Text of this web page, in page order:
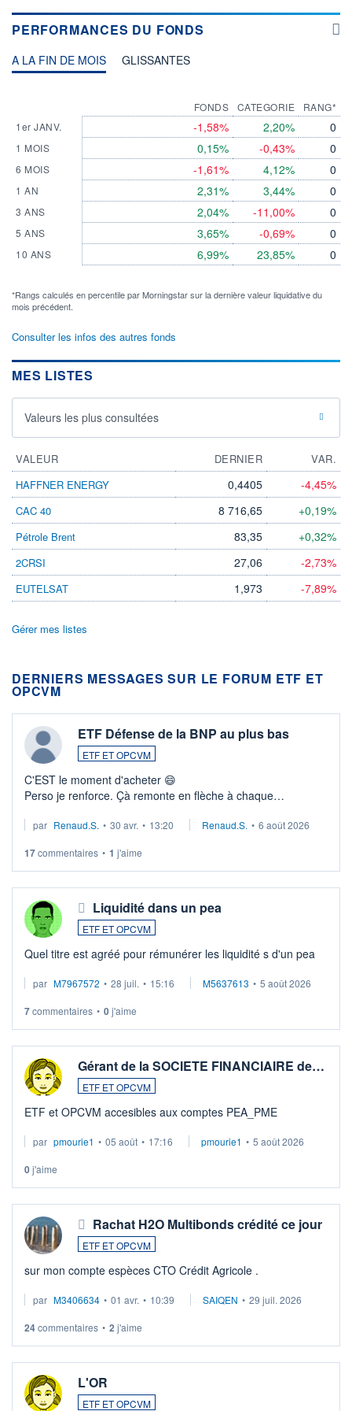
PERFORMANCES DU FONDS
A LA FIN DE MOIS GLISSANTES
1er JANV.
1 MOIS
6 MOIS
1 AN
3 ANS
5 ANS
10 ANS
FONDS
-1,58%
0,15%
-1,61%
2,31%
2,04%
3,65%
6,99%
CATEGORIE
2,20%
-0,43%
4,12%
3,44%
-11,00%
-0,69%
23,85%
RANG*
0
0
0
0
0
0
0
*Rangs calculés en percentile par Morningstar sur la dernière valeur liquidative du
mois précédent.
Consulter les infos des autres fonds
MES LISTES
Valeurs les plus consultées
VALEUR DERNIER
VAR.
HAFFNER ENERGY
0,4405 -4,45%
CAC 40 8 716,65 +0,19%
Pétrole Brent 83,35 +0,32%
2CRSI 27,06 -2,73%
EUTELSAT 1,973 -7,89%
Gérer mes listes
DERNIERS MESSAGES SUR LE FORUM ETF ET
OPCVM
ETF Défense de la BNP au plus bas
ETF ET OPCVM
C'EST le moment d'acheter 😄​
Perso je renforce. Çà remonte en flèche à chaque
Investissement long terme tip top pour sa retraite.
par Renaud.S. • 30 avr. • 13:20 Renaud.S. • 6 août 2026
17commentaires • 1 j'aime
Liquidité dans un pea
ETF ET OPCVM
Quel titre est agréé pour rémunérer les liquidité s d'un pea
par M7967572 • 28 juil. • 15:16 M5637613 • 5 août 2026
7commentaires • 0j'aime
Gérant de la SOCIETE FINANCIAIRE de…
ETF ET OPCVM
ETF et OPCVM accesibles aux comptes PEA_PME
par pmourie1 • 05 août • 17:16 pmourie1 • 5 août 2026
0j'aime
Rachat H2O Multibonds crédité ce jour
ETF ET OPCVM
sur mon compte espèces CTO Crédit Agricole .
par M3406634 • 01 avr. • 10:39 SAIQEN • 29 juil. 2026
24commentaires • 2 j'aime
L'OR
ETF ET OPCVM